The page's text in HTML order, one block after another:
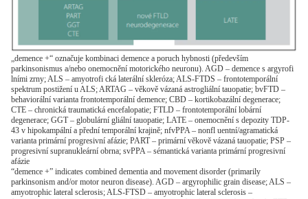
„demence +“ označuje kombinaci demence a poruch hybnosti (především
parkinsonismus a/nebo onemocnění motorického neuronu). AGD – demence s argyrofi
lními zrny; ALS – amyotrofi cká laterální skleróza; ALS-FTDS – frontotemporální
spektrum postižení u ALS; ARTAG – věkově vázaná astrogliální tauopatie; bvFTD –
behaviorální varianta frontotemporální demence; CBD – kortikobazální degenerace;
CTE – chronická traumatická encefalopatie; FTLD – frontotemporální lobární
degenerace; GGT – globulární gliální tauopatie; LATE – onemocnění s depozity TDP-
43 v hipokampální a přední temporální krajině; nfvPPA – nonfl uentní/agramatická
varianta primární progresivní afázie; PART – primární věkově vázaná tauopatie; PSP –
progresivní supranukleární obrna; svPPA – sémantická varianta primární progresivní
afázie
“demence +” indicates combined dementia and movement disorder (primarily
parkinsonism and/or motor neuron disease). AGD – argyrophilic grain disease; ALS –
amyotrophic lateral sclerosis; ALS-FTSD – amyotrophic lateral sclerosis –